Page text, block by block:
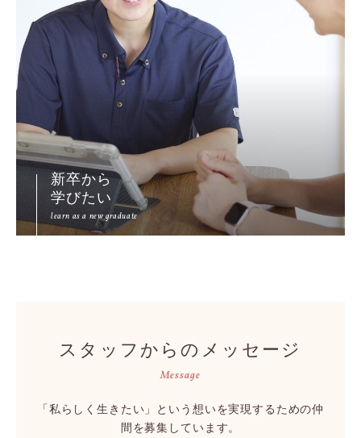
新卒から
学びたい
learn as a new graduate
スタッフからのメッセージ
Message
「私らしく生きたい」という想いを実現するための仲
間を募集しています。